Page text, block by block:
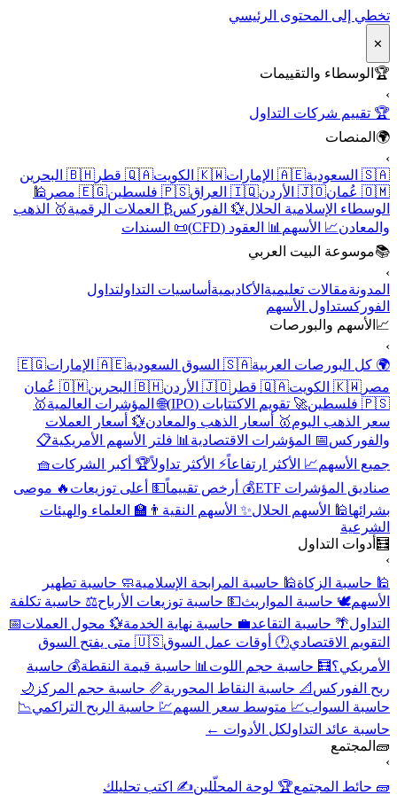
تخطي إلى المحتوى الرئيسي
✕
🏆الوسطاء والتقييمات
🏆 تقييم شركات التداول
🌍المنصات
🇸🇦 السعودية
🇦🇪 الإمارات 🇰🇼 الكويت 🇶🇦 قطر
🇧🇭 البحرين
🇴🇲 عُمان
🇯🇴 الأردن 🇮🇶 العراق 🇵🇸 فلسطين 🇪🇬 مصر
🕌
الوسطاء الإسلامية الحلال 💱 الفوركس ₿ العملات الرقمية🥇 الذهب
والمعادن📈 الأسهم📊 العقود (CFD)
📜 السندات
📚موسوعة البيت العربي
المدونةمقالات تعليميةالأكاديميةأساسيات التداولتداول
الفوركستداول الأسهم
📈الأسهم والبورصات
🌍 كل البورصات العربية🇸🇦 السوق السعودية 🇦🇪 الإمارات
🇪🇬
مصر 🇰🇼 الكويت 🇶🇦 قطر 🇯🇴 الأردن 🇧🇭 البحرين
🇴🇲 عُمان
🇵🇸 فلسطين
🚀 تقويم الاكتتابات (IPO) 🌐 المؤشرات العالمية🥇
سعر الذهب اليوم🥇 أسعار الذهب والمعادن💱 أسعار العملات
والفوركس 📅 المؤشرات الاقتصادية📊 فلتر الأسهم الأمريكية📋
جميع الأسهم📈 الأكثر ارتفاعاً⚡ الأكثر تداولاً🏆 أكبر الشركات🧺
صناديق المؤشرات ETF
💰 أرخص تقييماً💵 أعلى توزيعات🔥 موصى
بشرائها🕌 الأسهم الحلال ✨ الأسهم النقية👨‍🏫 العلماء والهيئات
الشرعية
🧮أدوات التداول
🕌 حاسبة الزكاة🕌 حاسبة المرابحة الإسلامية🧼 حاسبة تطهير
الأسهم🕊️ حاسبة المواريث💵 حاسبة توزيعات الأرباح⚖️ حاسبة تكلفة
التداول 🌴 حاسبة التقاعد💼 حاسبة نهاية الخدمة💱 محول العملات📅
التقويم الاقتصادي🕐 أوقات عمل السوق
🇺🇸 متى يفتح السوق
الأمريكي؟🧮 حاسبة حجم اللوت📊 حاسبة قيمة النقطة💰 حاسبة
ربح الفوركس 📐 حاسبة النقاط المحورية📏 حاسبة حجم المركز 🌙
حاسبة السواب📈 متوسط سعر السهم💹 حاسبة الربح التراكمي 📉
حاسبة عائد التداولكل الأدوات ←
🧱المجتمع
🧱 حائط المجتمع🏆 لوحة المحلّلين✍️ اكتب تحليلك